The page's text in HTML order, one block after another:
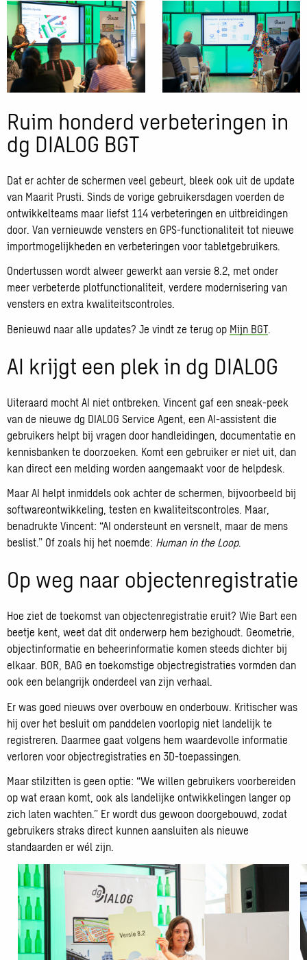
galerij
afbeelding
galerij
afbeelding
Ruim honderd verbeteringen in
dg DIALOG BGT
Dat er achter de schermen veel gebeurt, bleek ook uit de update
van Maarit Prusti. Sinds de vorige gebruikersdagen voerden de
ontwikkelteams maar liefst 114 verbeteringen en uitbreidingen
door. Van vernieuwde vensters en GPS-functionaliteit tot nieuwe
importmogelijkheden en verbeteringen voor tabletgebruikers.
Ondertussen wordt alweer gewerkt aan versie 8.2, met onder
meer verbeterde plotfunctionaliteit, verdere modernisering van
vensters en extra kwaliteitscontroles.
Benieuwd naar alle updates? Je vindt ze terug op Mijn BGT.
AI krijgt een plek in dg DIALOG
Uiteraard mocht AI niet ontbreken. Vincent gaf een sneak-peek
van de nieuwe dg DIALOG Service Agent, een AI-assistent die
gebruikers helpt bij vragen door handleidingen, documentatie en
kennisbanken te doorzoeken. Komt een gebruiker er niet uit, dan
kan direct een melding worden aangemaakt voor de helpdesk.
Maar AI helpt inmiddels ook achter de schermen, bijvoorbeeld bij
softwareontwikkeling, testen en kwaliteitscontroles. Maar,
benadrukte Vincent: “AI ondersteunt en versnelt, maar de mens
beslist.” Of zoals hij het noemde: Human in the Loop.
Op weg naar objectenregistratie
Hoe ziet de toekomst van objectenregistratie eruit? Wie Bart een
beetje kent, weet dat dit onderwerp hem bezighoudt. Geometrie,
objectinformatie en beheerinformatie komen steeds dichter bij
elkaar. BOR, BAG en toekomstige objectregistraties vormden dan
ook een belangrijk onderdeel van zijn verhaal.
Er was goed nieuws over overbouw en onderbouw. Kritischer was
hij over het besluit om panddelen voorlopig niet landelijk te
registreren. Daarmee gaat volgens hem waardevolle informatie
verloren voor objectregistraties en 3D-toepassingen.
Maar stilzitten is geen optie: “We willen gebruikers voorbereiden
op wat eraan komt, ook als landelijke ontwikkelingen langer op
zich laten wachten.” Er wordt dus gewoon doorgebouwd, zodat
gebruikers straks direct kunnen aansluiten als nieuwe
standaarden er wél zijn.